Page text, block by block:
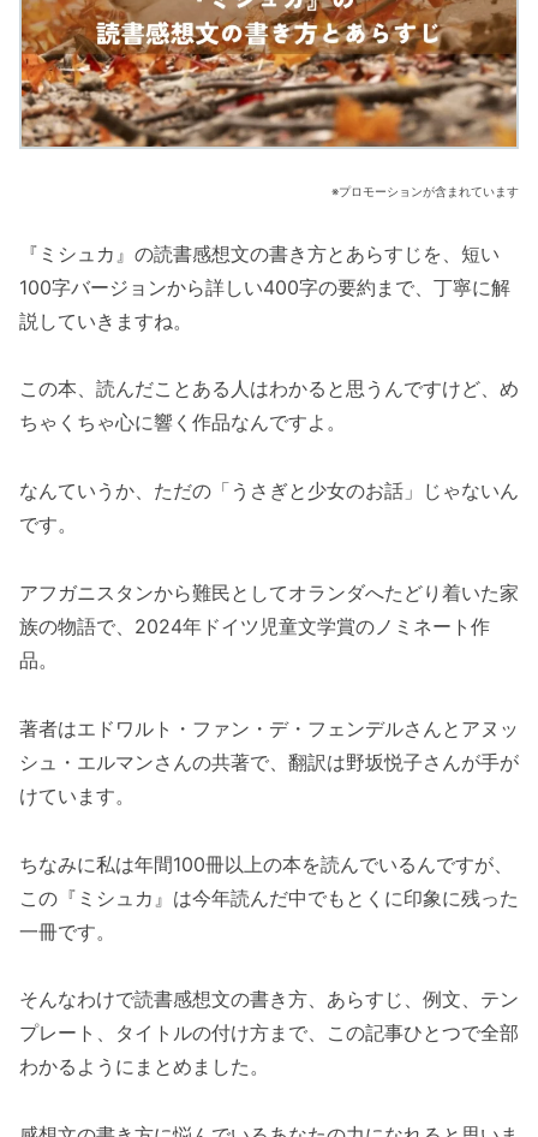
※プロモーションが含まれています
『ミシュカ』の読書感想文の書き方とあらすじを、短い
100字バージョンから詳しい400字の要約まで、丁寧に解
説していきますね。
この本、読んだことある人はわかると思うんですけど、め
ちゃくちゃ心に響く作品なんですよ。
なんていうか、ただの「うさぎと少女のお話」じゃないん
です。
アフガニスタンから難民としてオランダへたどり着いた家
族の物語で、2024年ドイツ児童文学賞のノミネート作
品。
著者はエドワルト・ファン・デ・フェンデルさんとアヌッ
シュ・エルマンさんの共著で、翻訳は野坂悦子さんが手が
けています。
ちなみに私は年間100冊以上の本を読んでいるんですが、
この『ミシュカ』は今年読んだ中でもとくに印象に残った
一冊です。
そんなわけで読書感想文の書き方、あらすじ、例文、テン
プレート、タイトルの付け方まで、この記事ひとつで全部
わかるようにまとめました。